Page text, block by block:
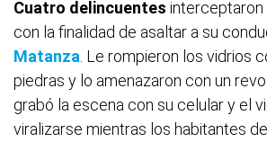
Cuatro delincuentes interceptaron
con la finalidad de asaltar a su
Matanza . Le rompieron los vidrios
piedras y lo amenazaron con un
grabó la escena con su celular y el
viralizarse mientras los habitantes